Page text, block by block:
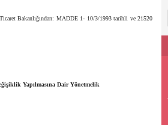
Bakanlığından: MADDE 1- 10/3/1993 tarihli ve 21520
Yapılmasına Dair Yönetmelik